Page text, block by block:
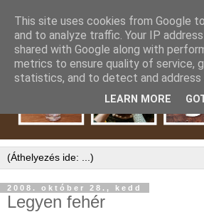
2008. október 28., kedd
Legyen fehér
This site uses cookies from Google
and to analyze traffic. Your IP
shared with Google along with
metrics to ensure quality of service,
statistics, and to detect and address
LEARN MORE